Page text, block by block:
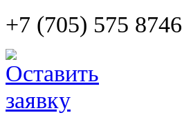
+7 (705) 575 8746